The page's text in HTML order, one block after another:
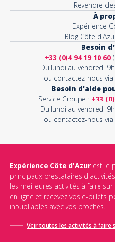
Revendre
À
Expérience
Blog Côte
Besoin
+33 (0)4 94 19 10 60
Du lundi au vendredi
ou contactez-nous via
Besoin d'aide
Service Groupe : +33
Du lundi au vendredi
ou contactez-nous via
Expérience Côte d'Azur est le
principaux prestataires
les meilleures activités à faire
en ligne et recevez vos e-billets
inoubliables avec vos proches.
Voir toutes les activités à faire